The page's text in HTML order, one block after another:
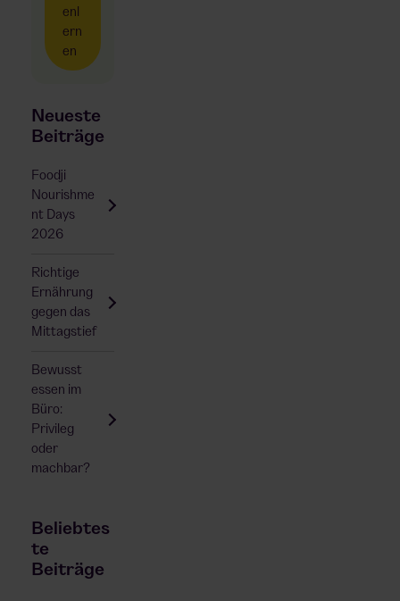
enl
ern
en
Neueste
Beiträge
Foodji
Nourishme
nt Days
2026
Richtige
Ernährung
gegen das
Mittagstief
Bewusst
essen im
Büro:
Privileg
oder
machbar?
Beliebtes
te
Beiträge